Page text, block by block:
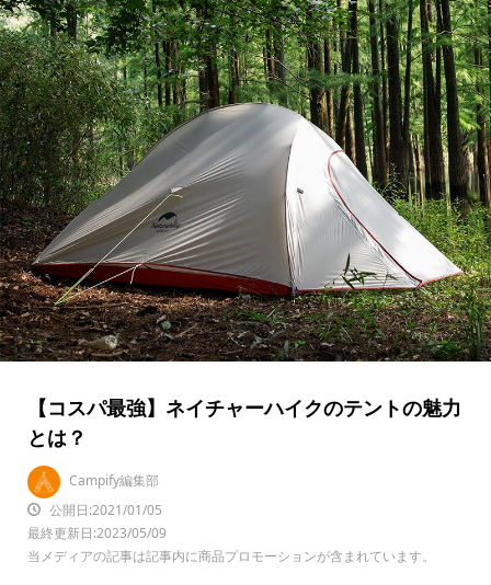
【コスパ最強】ネイチャーハイクのテントの魅力
とは？
Campify編集部
公開日:2021/01/05
最終更新日:2023/05/09
当メディアの記事は記事内に商品プロモーションが含まれています。